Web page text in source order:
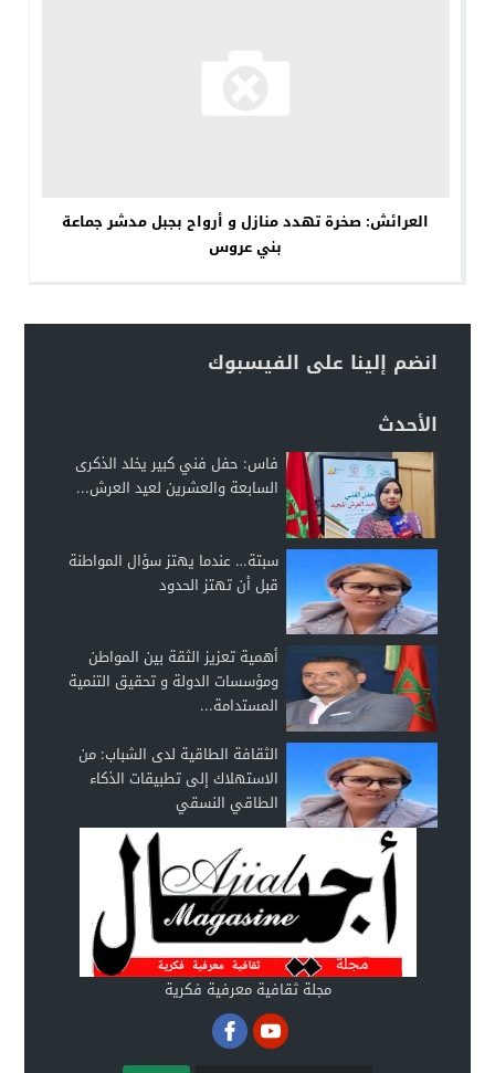
العرائش: صخرة تهدد منازل و أرواح بجبل مدشر جماعة
بني عروس
انضم إلينا على الفيسبوك
الأحدث
فاس: حفل فني كبير يخلد الذكرى
السابعة والعشرين لعيد العرش...
سبتة… عندما يهتز سؤال المواطنة
قبل أن تهتز الحدود
أهمية تعزيز الثقة بين المواطن
ومؤسسات الدولة و تحقيق التنمية
المستدامة...
الثقافة الطاقية لدى الشباب: من
الاستهلاك إلى تطبيقات الذكاء
الطاقي النسقي
مجلة ثقافية معرفية فكرية